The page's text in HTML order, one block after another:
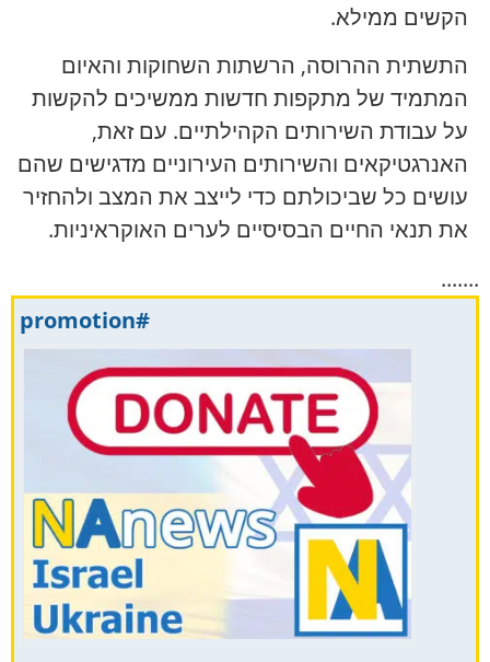
הקשים ממילא.
התשתית ההרוסה, הרשתות השחוקות והאיום
המתמיד של מתקפות חדשות ממשיכים להקשות
על עבודת השירותים הקהילתיים. עם זאת,
האנרגטיקאים והשירותים העירוניים מדגישים שהם
עושים כל שביכולתם כדי לייצב את המצב ולהחזיר
את תנאי החיים הבסיסיים לערים האוקראיניות.
.......
#promotion